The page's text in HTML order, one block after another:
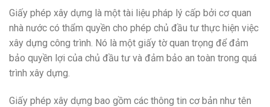
Giấy phép xây dựng là một tài liệu pháp lý cấp bởi cơ quan
nhà nước có thẩm quyền cho phép chủ đầu tư thực hiện việc
xây dựng công trình. Nó là một giấy tờ quan trọng để đảm
bảo quyền lợi của chủ đầu tư và đảm bảo an toàn trong quá
trình xây dựng.
Giấy phép xây dựng bao gồm các thông tin cơ bản như tên